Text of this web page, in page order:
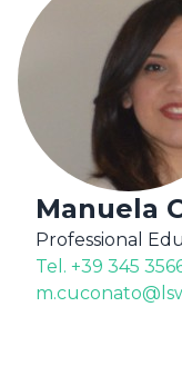
Non
Manuela
Professional
Tel. +39 345